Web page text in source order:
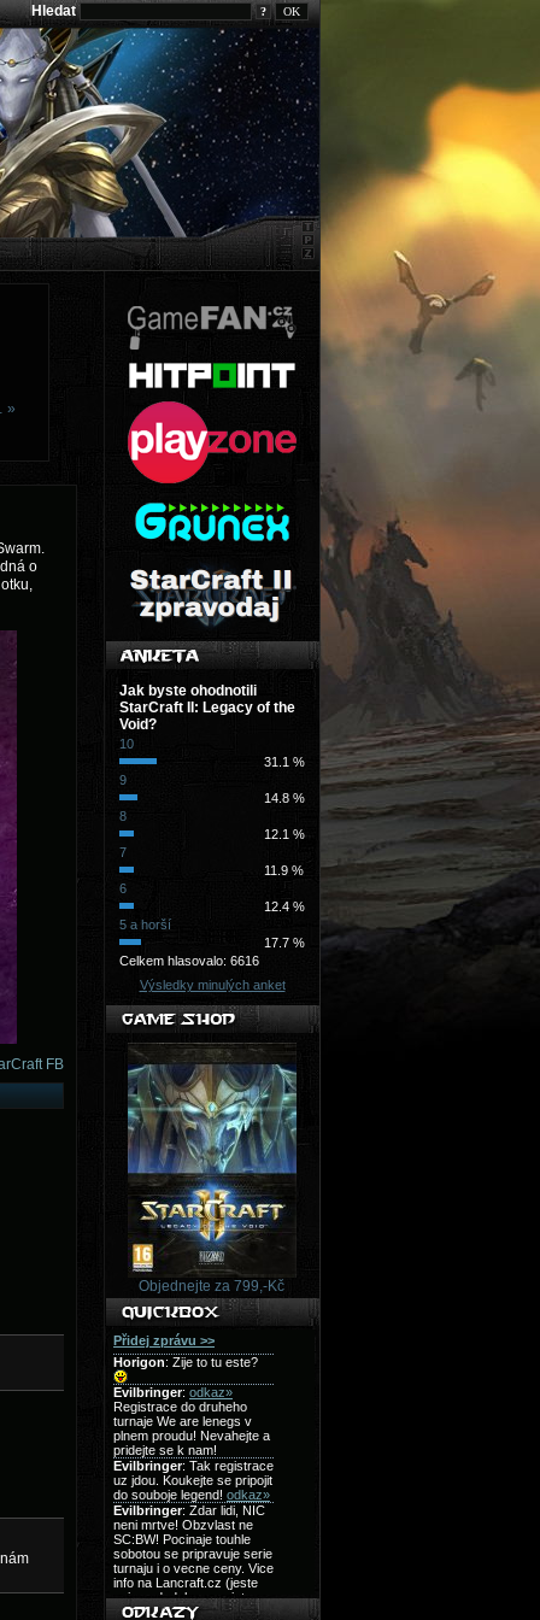
Hledat ?
»
o
FB
Jak byste ohodnotili
StarCraft II: Legacy of the
Void?
10
31.1 %
9
14.8 %
8
12.1 %
7
11.9 %
6
12.4 %
5 a horší
17.7 %
Celkem hlasovalo: 6616
Výsledky minulých anket
Objednejte za 799,-Kč